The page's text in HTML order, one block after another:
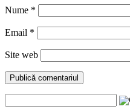
Nume *
Email *
Site web